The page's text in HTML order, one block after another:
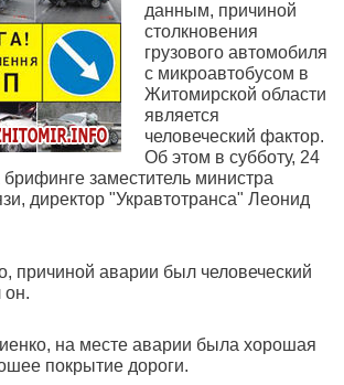
данным, причиной
столкновения
грузового автомобиля
с микроавтобусом в
Житомирской области
является
человеческий фактор.
Об этом в субботу, 24
заместитель министра
директор "Укравтотранса" Леонид
причиной аварии был человеческий
он.
на месте аварии была хорошая
покрытие дороги.